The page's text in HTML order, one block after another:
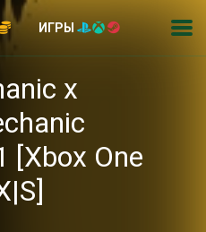
ИГРЫ
x
[Xbox One